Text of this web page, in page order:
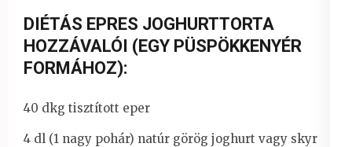
DIÉTÁS EPRES JOGHURTTORTA
HOZZÁVALÓI (EGY PÜSPÖKKENYÉR
FORMÁHOZ):
40 dkg tisztított eper
4 dl (1 nagy pohár) natúr görög joghurt vagy skyr